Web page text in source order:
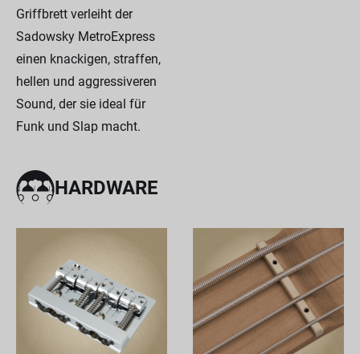
Griffbrett verleiht der
Sadowsky MetroExpress
einen knackigen, straffen,
hellen und aggressiveren
Sound, der sie ideal für
Funk und Slap macht.
HARDWARE